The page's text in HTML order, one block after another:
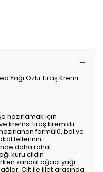
Yağı Özlü Tıraş Kremi
hazırlamak için
kremsi tıraş kremidir.
formülü, bol ve
tellerinin
daha rahat
kuru cildin
sandal ağacı yağı
Cilt ile jilet arasında